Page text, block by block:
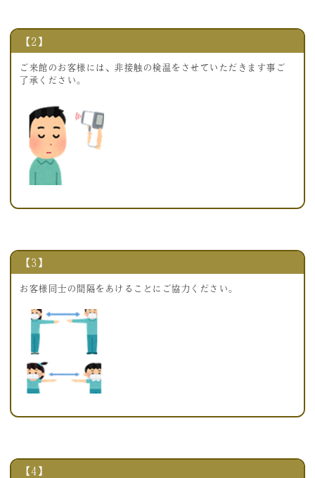
【2】
ご来館のお客様には、非接触の検温をさせていただきます事ご
了承ください。
【3】
お客様同士の間隔をあけることにご協力ください。
【4】